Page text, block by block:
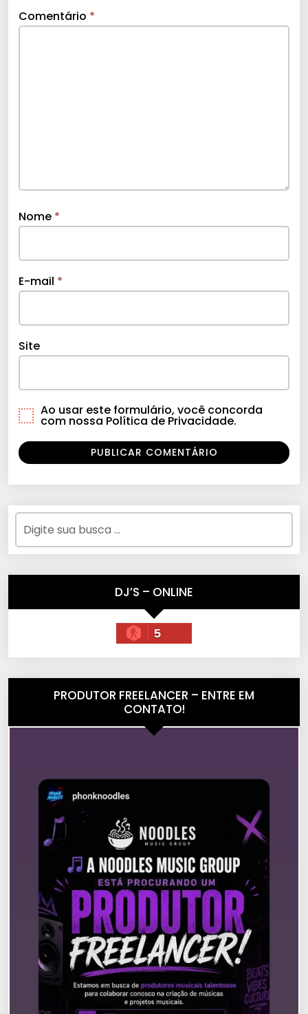
Comentário *
Nome *
E-mail *
Site
Ao usar este formulário, você concorda
com nossa Política de Privacidade.
DJ’S – ONLINE
5
PRODUTOR FREELANCER – ENTRE EM
CONTATO!